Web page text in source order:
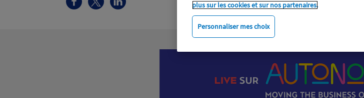
plus sur les cookies et sur nos partenaires.
Personnaliser mes choix